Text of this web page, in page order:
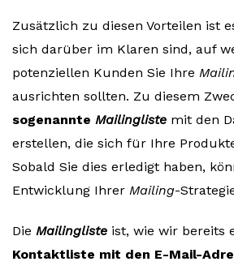
Zusätzlich zu diesen Vorteilen ist
sich darüber im Klaren sind, auf
potenziellen Kunden Sie Ihre
ausrichten sollten. Zu diesem
sogenannte Mailingliste mit den
erstellen, die sich für Ihre
Sobald Sie dies erledigt haben,
Entwicklung Ihrer Mailing-
Die Mailingliste ist, wie wir bereits
Kontaktliste mit den E-Mail-